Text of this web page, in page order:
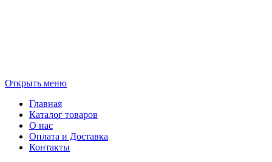
Открыть меню
Главная
Каталог товаров
О нас
Оплата и Доставка
Контакты